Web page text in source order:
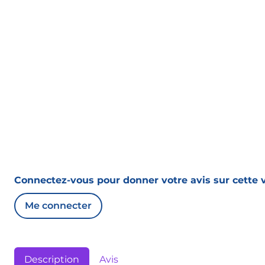
Connectez-vous pour donner votre avis sur cette
Me connecter
Description Avis